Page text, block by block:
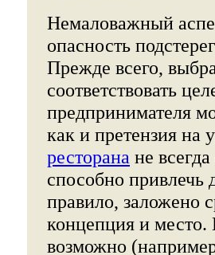
Немаловажный
опасность
Прежде всего,
соответствовать
предпринимателя
как и претензия на
ресторана не
способно
правило, заложено
концепция и место.
возможно